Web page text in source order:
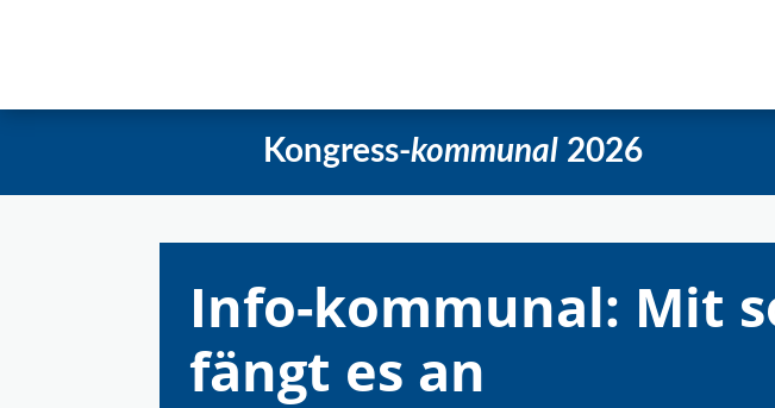
Kongress-kommunal 2026
Info-kommunal: Mit
fängt es an